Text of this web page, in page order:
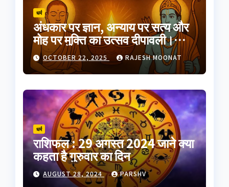
धर्म
अंधकार पर ज्ञान, अन्याय पर सत्य और
मोह पर मुक्ति का उत्सव दीपावली।
भारतीय परंपरा का यह त्योहार
आत्मप्रकाश का प्रतीक है
OCTOBER 22, 2025 RAJESH MOONAT
धर्म
राशिफल : 29 अगस्त 2024 जाने क्या
कहता है गुरुवार का दिन
AUGUST 28, 2024 PARSHV